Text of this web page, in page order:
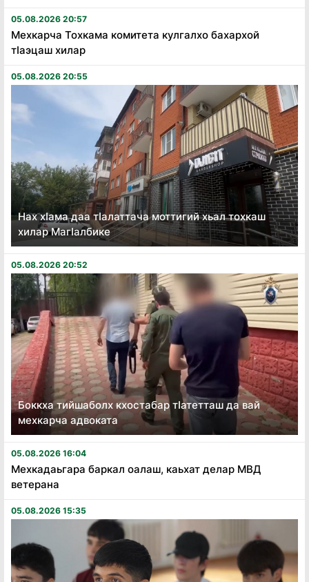
05.08.2026 20:57
Мехкарча Тохкама комитета кулгалхо бахархой
тӏаэцаш хилар
05.08.2026 20:55
Нах хӏама даа тӏалаттача моттигий хьал тохкаш
хилар Магӏалбике
05.08.2026 20:52
Боккха тийшаболх кхостабар тӏатетташ да вай
мехкарча адвоката
05.08.2026 16:04
Мехкадаьгара баркал оалаш, каьхат делар МВД
ветерана
05.08.2026 15:35